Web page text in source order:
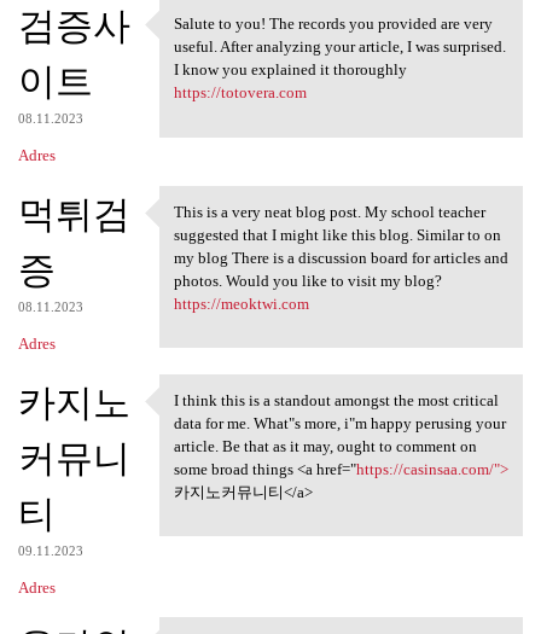
검증사
이트
08.11.2023
Adres
Salute to you! The records
Salute to you! The records you provided are very
useful. After analyzing your article, I was surprised.
I know you explained it thoroughly
https://totovera.com
먹튀검
증
08.11.2023
Adres
This is a very neat blog post
This is a very neat blog post. My school teacher
suggested that I might like this blog. Similar to on
my blog There is a discussion board for articles and
photos. Would you like to visit my blog?
https://meoktwi.com
카지노
커뮤니
티
09.11.2023
Adres
I think this is a standout
I think this is a standout amongst the most critical
data for me. What"s more, i"m happy perusing your
article. Be that as it may, ought to comment on
some broad things <a href="https://casinsaa.com/">
카지노커뮤니티</a>